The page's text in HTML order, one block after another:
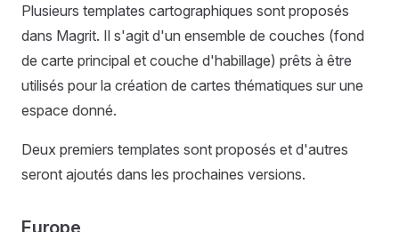
Plusieurs templates cartographiques sont proposés
dans Magrit. Il s'agit d'un ensemble de couches (fond
de carte principal et couche d'habillage) prêts à être
utilisés pour la création de cartes thématiques sur une
espace donné.
Deux premiers templates sont proposés et d'autres
seront ajoutés dans les prochaines versions.
Europe